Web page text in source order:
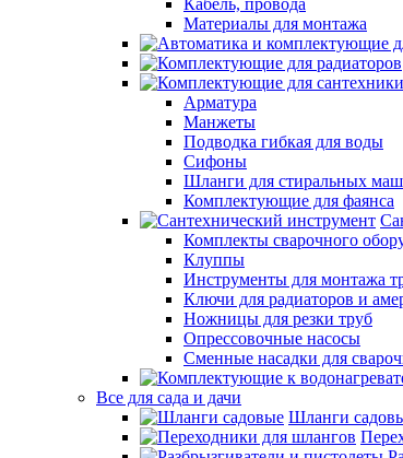
Кабель, провода
Материалы для монтажа
Арматура
Манжеты
Подводка гибкая для воды
Сифоны
Шланги для стиральных
Комплектующие для фаянса
Комплекты сварочного
Клуппы
Инструменты для монтажа
Ключи для радиаторов и
Ножницы для резки труб
Опрессовочные насосы
Сменные насадки для
Все для сада и дачи
Шланги